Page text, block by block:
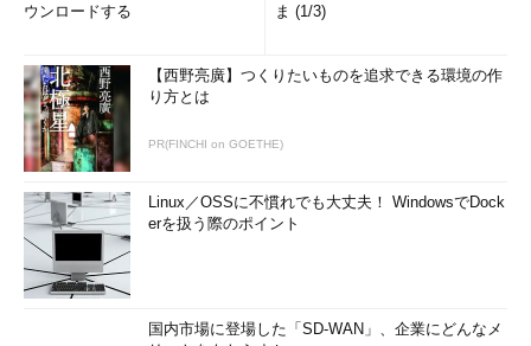
ジャーニーマッピングを使用して、システムが実際にどう使わ
最大化する方法を理解する。正確な市場調査と検証を迅速に行
い、顧客がプロダクト戦略に焦点を合わせ続けられるようにする
必要がある。
4．リモートチーム内でオープンさと透明性を促進する
相互の理解と尊重に基づき、リモートチーム内で信頼を築く必
要がある。毎週のリモートランチイベントや仮想コーヒーブレー
クによって、オープンな雰囲気を醸成する。こうした場では日常
生活について話し、共感し合い、つながりを深め、自分の意志や
考えを明確に伝える。
ウンロードする
ま (1/3)
【西野亮廣】つくりたいものを追求できる環境の作
り方とは
PR(FINCHI on GOETHE)
Linux／OSSに不慣れでも大丈夫！ WindowsでDock
erを扱う際のポイント
国内市場に登場した「SD-WAN」、企業にどんなメ